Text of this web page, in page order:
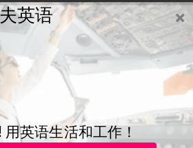
购买
咨询
注册
登录
088 或 +86-755-88820630
与6个以上不同的会议，经常加班，出
节奏的从早到晚忙个不停。如果您每天
天已经筋疲力尽的你，如果下班后还要
英语
英语生活和工作！